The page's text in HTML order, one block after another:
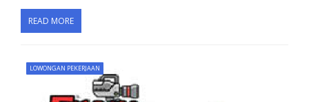
READ MORE
LOWONGAN PEKERJAAN